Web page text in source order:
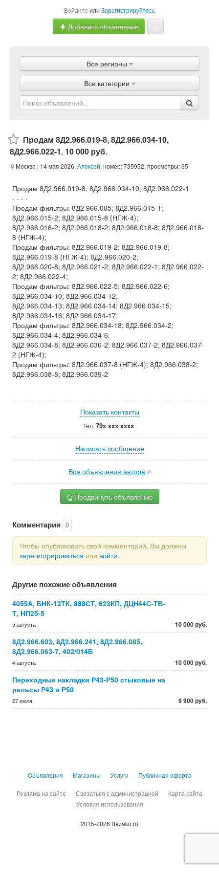
Войдите или Зарегистрируйтесь
Добавить объявление
Объявления
Магазины
Услуги
Все регионы
Все категории
Продам 8Д2.966.019-8, 8Д2.966.034-10,
8Д2.966.022-1, 10 000 руб.
Москва | 14 мая 2026, Алексей, номер: 735952, просмотры: 35
Продам 8Д2.966.019-8, 8Д2.966.034-10, 8Д2.966.022-1
- - - -
Продам фильтры: 8Д2.966.005; 8Д2.966.015-1;
8Д2.966.015-2; 8Д2.966.015-8 (НГЖ-4);
8Д2.966.016-2; 8Д2.966.018-2; 8Д2.966.018-8; 8Д2.966.018-
8 (НГЖ-4);
Продам фильтры: 8Д2.966.019-2; 8Д2.966.019-8;
8Д2.966.019-8 (НГЖ-4); 8Д2.966.020-2;
8Д2.966.020-8; 8Д2.966.021-2; 8Д2.966.022-1; 8Д2.966.022-
2; 8Д2.966.022-4;
Продам фильтры: 8Д2.966.022-5; 8Д2.966.022-6;
8Д2.966.034-10; 8Д2.966.034-12;
8Д2.966.034-13; 8Д2.966.034-14; 8Д2.966.034-15;
8Д2.966.034-16; 8Д2.966.034-17;
Продам фильтры: 8Д2.966.034-18; 8Д2.966.034-2;
8Д2.966.034-4; 8Д2.966.034-6;
8Д2.966.034-8; 8Д2.966.036-2; 8Д2.966.037-2; 8Д2.966.037-
2 (НГЖ-4);
Продам фильтры: 8Д2.966.037-8 (НГЖ-4); 8Д2.966.038-2;
8Д2.966.038-8; 8Д2.966.039-2
Показать контакты
Тел. 79x xxx xxxx
Написать сообщение
Все объявления автора
Продвинуть объявление
Комментарии 0
Чтобы опубликовать свой комментарий, Вы должны
зарегистрироваться или войти.
Другие похожие объявления
4055А, БНК-12ТК, 888СТ, 623КП, ДЦН44С-ТВ-
Т, НП25-5
5 августа 10 000 руб.
8Д2.966.603, 8Д2.966.241, 8Д2.966.085,
8Д2.966.063-7, 402/014Б
4 августа 10 000 руб.
Переходные накладки Р43-Р50 стыковые на
рельсы Р43 и Р50
27 июля 9 900 руб.
Объявления Магазины Услуги Публичная оферта
Реклама на сайте Связаться с администрацией
Карта сайта
Условия использования
2015-2026 Bazako.ru